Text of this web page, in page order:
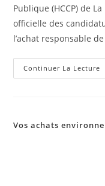
Publique (HCCP) de
officielle des
l’achat responsable
Continuer La Lecture
Vos achats